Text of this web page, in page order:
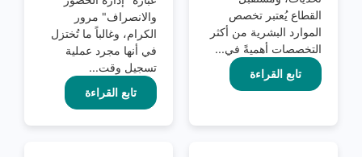
القطاع يُعتبر تخصص
الموارد البشرية من أكثر
التخصصات أهميةً في...
تابع القراءة
والانصراف" مرور
الكرام، وغالباً ما تُختزل
في أنها مجرد عملية
تسجيل وقت...
تابع القراءة